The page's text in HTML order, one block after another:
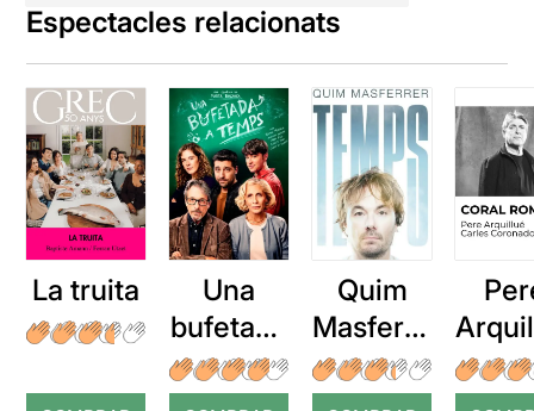
Espectacles relacionats
La truita
Una
bufetada
a temps
Quim
Masferre
r: Temps
: